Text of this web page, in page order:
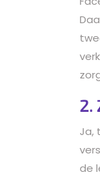
2.
Ja,
de